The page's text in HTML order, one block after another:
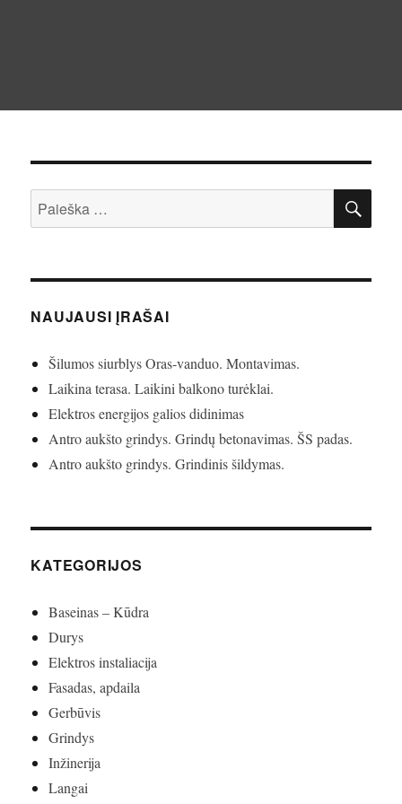
Ieškoti:
NAUJAUSI ĮRAŠAI
Šilumos siurblys Oras-vanduo. Montavimas.
Laikina terasa. Laikini balkono turėklai.
Elektros energijos galios didinimas
Antro aukšto grindys. Grindų betonavimas. ŠS padas.
Antro aukšto grindys. Grindinis šildymas.
KATEGORIJOS
Baseinas – Kūdra
Durys
Elektros instaliacija
Fasadas, apdaila
Gerbūvis
Grindys
Inžinerija
Langai